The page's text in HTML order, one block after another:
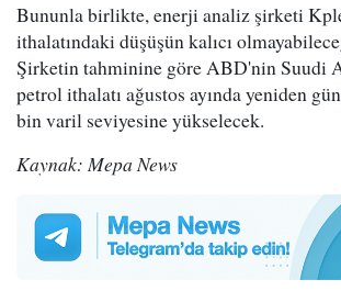
Bununla birlikte, enerji analiz şirketi
ithalatındaki düşüşün kalıcı
Şirketin tahminine göre ABD'nin Suudi
petrol ithalatı ağustos ayında yeniden
bin varil seviyesine yükselecek.
Kaynak: Mepa News